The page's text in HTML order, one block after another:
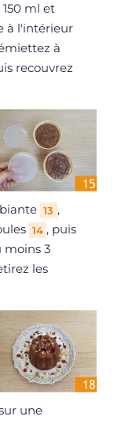
ml et
à l'intérieur
à
recouvrez
13 ,
14 , puis
moins 3
les
une